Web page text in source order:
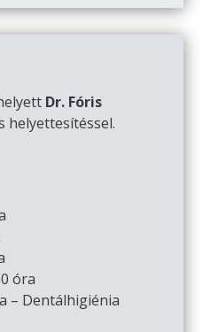
Dr. Fóris
helyettesítéssel.
óra
– Dentálhigiénia